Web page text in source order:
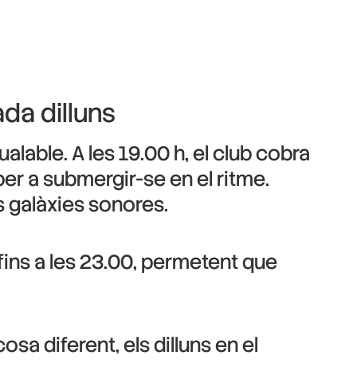
dilluns
A les 19.00 h, el club cobra
a submergir-se en el ritme.
galàxies sonores.
a les 23.00, permetent que
diferent, els dilluns en el